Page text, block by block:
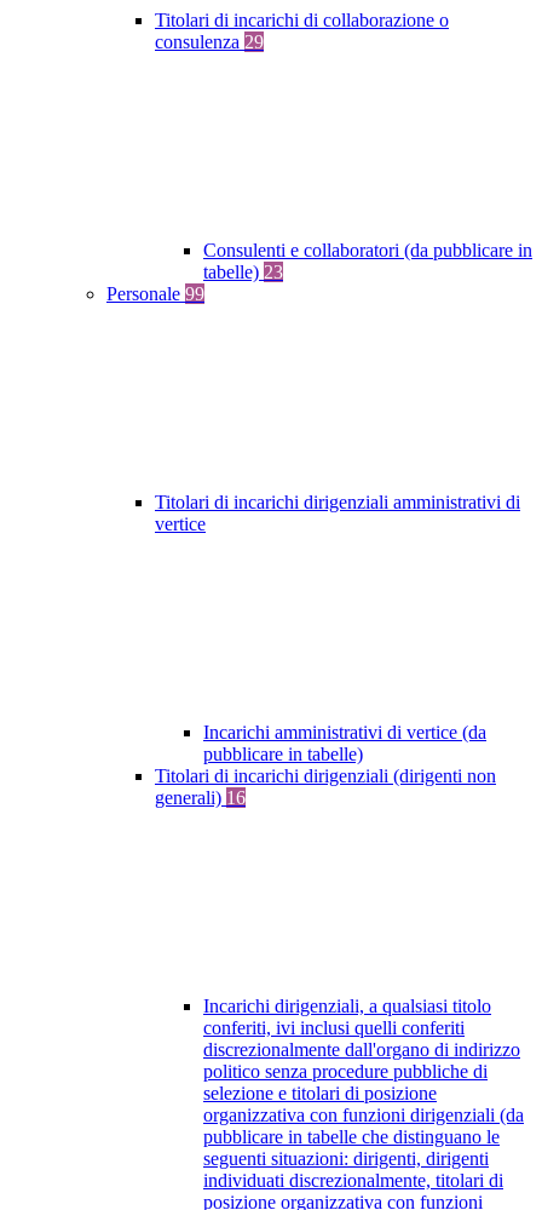
Titolari di incarichi di collaborazione o
consulenza 29
Consulenti e collaboratori (da pubblicare in
tabelle) 23
Personale 99
Titolari di incarichi dirigenziali amministrativi di
vertice
Incarichi amministrativi di vertice (da
pubblicare in tabelle)
Titolari di incarichi dirigenziali (dirigenti non
generali) 16
Incarichi dirigenziali, a qualsiasi titolo
conferiti, ivi inclusi quelli conferiti
discrezionalmente dall'organo di indirizzo
politico senza procedure pubbliche di
selezione e titolari di posizione
organizzativa con funzioni dirigenziali (da
pubblicare in tabelle che distinguano le
seguenti situazioni: dirigenti, dirigenti
individuati discrezionalmente, titolari di
posizione organizzativa con funzioni